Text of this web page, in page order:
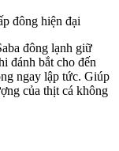
đông hiện đại
đông lạnh giữ
đánh bắt cho đến
ngay lập tức. Giúp
của thịt cá không